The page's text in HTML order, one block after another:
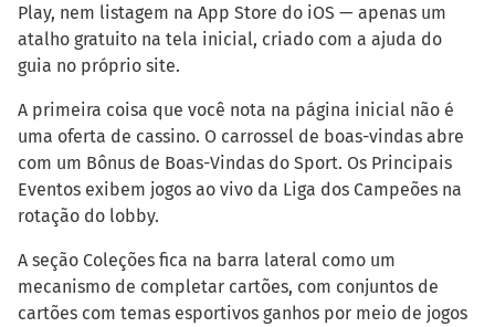
Play, nem listagem na App Store do iOS — apenas um
atalho gratuito na tela inicial, criado com a ajuda do
guia no próprio site.
A primeira coisa que você nota na página inicial não é
uma oferta de cassino. O carrossel de boas-vindas abre
com um Bônus de Boas-Vindas do Sport. Os Principais
Eventos exibem jogos ao vivo da Liga dos Campeões na
rotação do lobby.
A seção Coleções fica na barra lateral como um
mecanismo de completar cartões, com conjuntos de
cartões com temas esportivos ganhos por meio de jogos